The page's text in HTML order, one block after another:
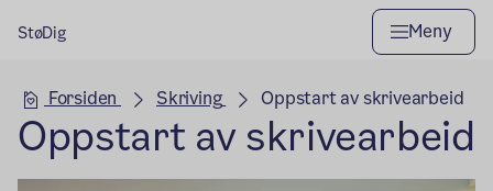
StøDig Meny
Hovedseksjon
Forsiden Skriving Oppstart av skrivearbeid
Oppstart av skrivearbeid